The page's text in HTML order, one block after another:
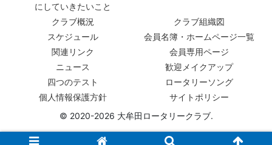
にしていきたいこと
クラブ概況
クラブ組織図
スケジュール
会員名簿・ホームページ一覧
関連リンク
会員専用ページ
ニュース
歓迎メイクアップ
四つのテスト
ロータリーソング
個人情報保護方針
サイトポリシー
© 2020-2026 大牟田ロータリークラブ.